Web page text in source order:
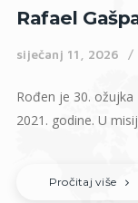
Rafael
siječanj 11, 2026
Rođen je 30.
2021. godine. U
Pročitaj više